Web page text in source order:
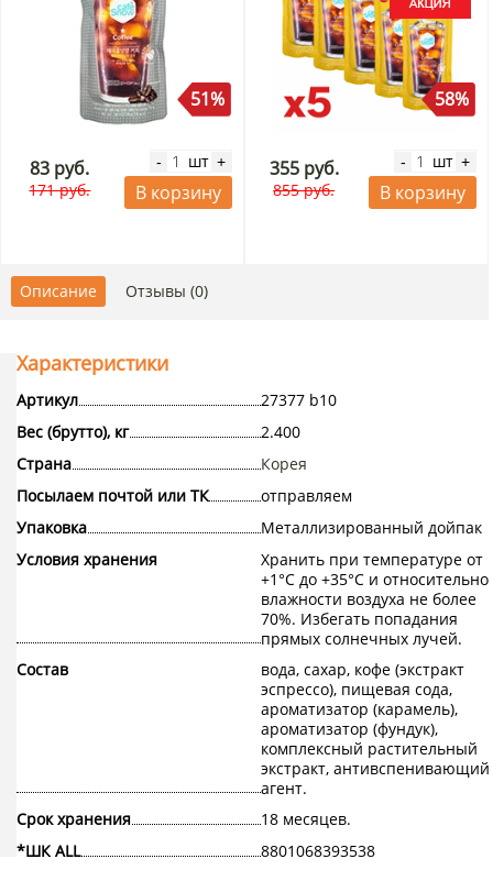
51%
83 руб.
171 руб.
- шт +
В корзину
58%
355 руб.
855 руб.
- шт +
В корзину
Описание Отзывы (0)
Характеристики
Артикул
27377 b10
Вес (брутто), кг
2.400
Страна
Корея
Посылаем почтой или ТК
отправляем
Упаковка
Металлизированный дойпак
Условия хранения
Хранить при температуре от
+1°С до +35°С и
влажности воздуха не более
70%. Избегать попадания
прямых солнечных лучей.
Состав
вода, сахар, кофе (экстракт
эспрессо), пищевая сода,
ароматизатор (карамель),
ароматизатор (фундук),
комплексный растительный
экстракт, антивспенивающий
агент.
Срок хранения
18 месяцев.
*ШК ALL
8801068393538